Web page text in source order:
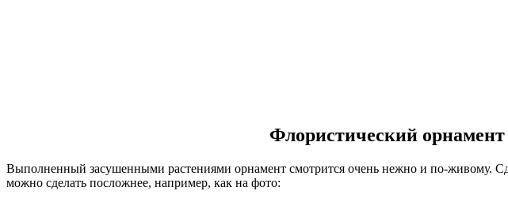
Флористический
Выполненный засушенными растениями орнамент смотрится очень нежно и по-живому.
можно сделать посложнее, например, как на фото: